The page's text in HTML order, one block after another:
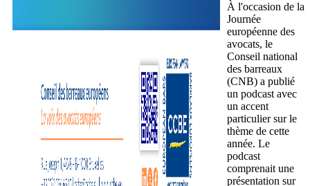
À l'occasion de la
Journée
européenne des
avocats, le
Conseil national
des barreaux
(CNB) a publié
un podcast avec
un accent
particulier sur le
thème de cette
année. Le
podcast
comprenait une
présentation sur